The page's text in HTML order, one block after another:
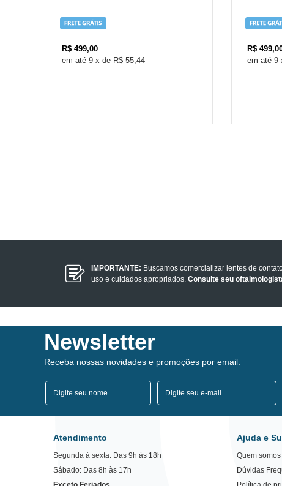
R$ 499,00
9 x de R$ 55,44
R$
9
IMPORTANTE: Buscamos comercializar lentes de
uso e cuidados apropriados. Consulte seu
Newsletter
Receba nossas novidades e promoções por email:
Atendimento
Segunda à sexta: Das 9h às 18h
Sábado: Das 8h às 17h
Ajuda e
Quem somos
Dúvidas